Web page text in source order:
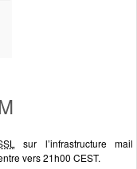
sur l’infrastructure mail
vers 21h00 CEST.